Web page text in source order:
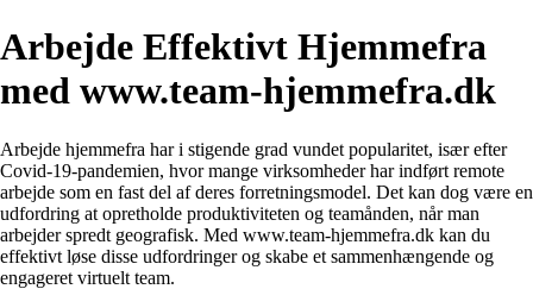
Arbejde Effektivt Hjemmefra
med www.team-hjemmefra.dk
Arbejde hjemmefra har i stigende grad vundet popularitet, især efter
Covid-19-pandemien, hvor mange virksomheder har indført remote
arbejde som en fast del af deres forretningsmodel. Det kan dog være en
udfordring at opretholde produktiviteten og teamånden, når man
arbejder spredt geografisk. Med www.team-hjemmefra.dk kan du
effektivt løse disse udfordringer og skabe et sammenhængende og
engageret virtuelt team.